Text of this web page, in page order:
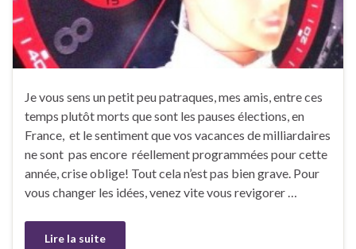
Je vous sens un petit peu patraques, mes amis, entre ces
temps plutôt morts que sont les pauses élections, en
France, et le sentiment que vos vacances de milliardaires
ne sont pas encore réellement programmées pour cette
année, crise oblige! Tout cela n’est pas bien grave. Pour
vous changer les idées, venez vite vous revigorer …
Lire la suite